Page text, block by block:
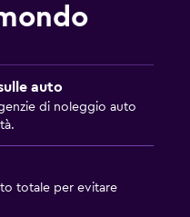
auto
di noleggio auto
totale per evitare